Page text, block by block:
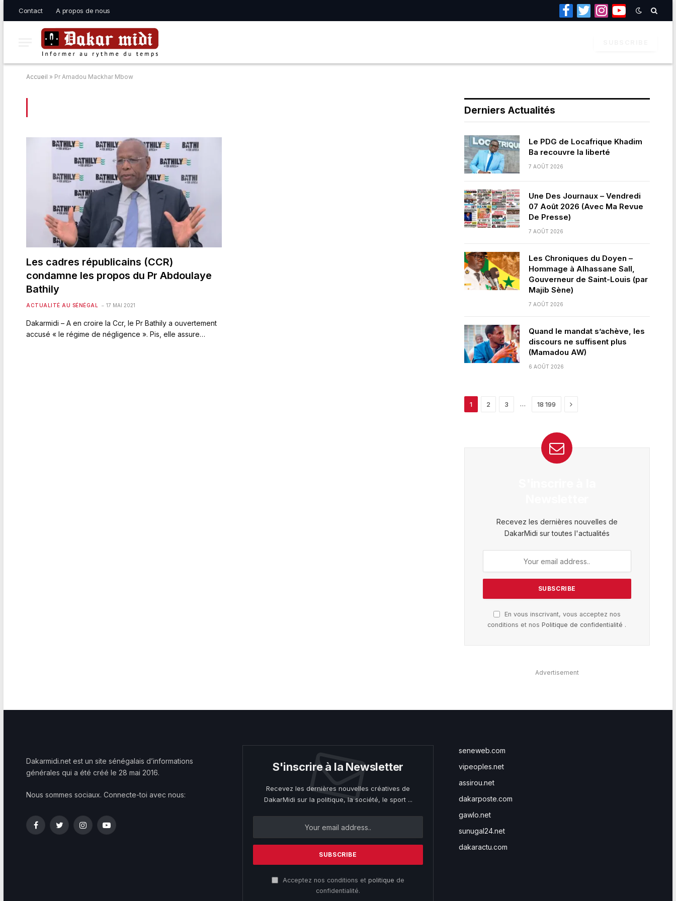
Contact A propos de nous
Facebook
TwitterInstagramYouTube
Accueil » Pr Amadou Mackhar Mbow
Les cadres républicains (CCR)
condamne les propos du Pr Abdoulaye
Bathily
ACTUALITÉ AU SÉNÉGAL 17 MAI 2021
Dakarmidi – A en croire la Ccr, le Pr Bathily a ouvertement
accusé « le régime de négligence ». Pis, elle assure…
Derniers Actualités
Le PDG de Locafrique Khadim
Ba recouvre la liberté
7 AOÛT 2026
Une Des Journaux – Vendredi
07 Août 2026 (Avec Ma Revue
De Presse)
7 AOÛT 2026
Les Chroniques du Doyen –
Hommage à Alhassane Sall,
Gouverneur de Saint-Louis (par
Majib Sène)
7 AOÛT 2026
Quand le mandat s’achève, les
discours ne suffisent plus
(Mamadou AW)
6 AOÛT 2026
1 2 3 … 18 199 Next
Recevez les dernières nouvelles de
DakarMidi sur toutes l'actualités
En vous inscrivant, vous acceptez nos
conditions et nosPolitique de confidentialité .
Advertisement
Dakarmidi.net est un site sénégalais d’informations
générales qui a été créé le 28 mai 2016.
Nous sommes sociaux. Connecte-toi avec nous:
FacebookTwitterInstagramYouTube
S'inscrire à la Newsletter
Recevez les dernières nouvelles créatives de
DakarMidi sur la politique, la société, le sport ...
Acceptez nos conditions et politique de
confidentialité.
seneweb.com
vipeoples.net
assirou.net
dakarposte.com
gawlo.net
sunugal24.net
dakaractu.com